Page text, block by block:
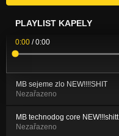
PLAYLIST KAPELY
0:00 /0:00
MB sejeme zlo NEW!!!!SHIT
Nezařazeno
MB technodog core NEW!!!shitt
Nezařazeno